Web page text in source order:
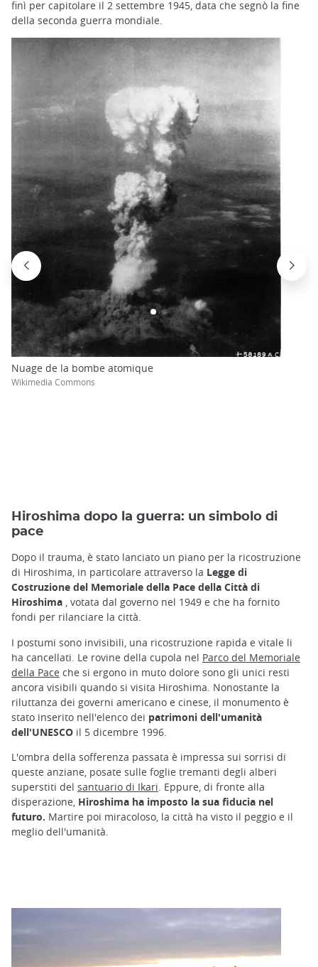
finì per capitolare il 2 settembre 1945, data che segnò la fine
della seconda guerra mondiale.
Nuage de la bombe atomique
Wikimedia Commons
Hiroshima dopo la guerra: un simbolo di
pace
Dopo il trauma, è stato lanciato un piano per la ricostruzione
di Hiroshima, in particolare attraverso la Legge di
Costruzione del Memoriale della Pace della Città di
Hiroshima , votata dal governo nel 1949 e che ha fornito
fondi per rilanciare la città.
I postumi sono invisibili, una ricostruzione rapida e vitale li
ha cancellati. Le rovine della cupola nel Parco del Memoriale
della Pace che si ergono in muto dolore sono gli unici resti
ancora visibili quando si visita Hiroshima. Nonostante la
riluttanza dei governi americano e cinese, il monumento è
stato inserito nell'elenco dei patrimoni dell'umanità
dell'UNESCO il 5 dicembre 1996.
L'ombra della sofferenza passata è impressa sui sorrisi di
queste anziane, posate sulle foglie tremanti degli alberi
superstiti del santuario di Ikari . Eppure, di fronte alla
disperazione, Hiroshima ha imposto la sua fiducia nel
futuro. Martire poi miracoloso, la città ha visto il peggio e il
meglio dell'umanità.